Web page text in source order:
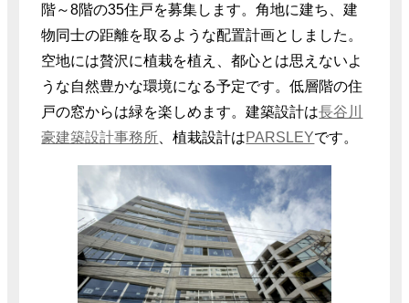
階～8階の35住戸を募集します。角地に建ち、建
物同士の距離を取るような配置計画としました。
空地には贅沢に植栽を植え、都心とは思えないよ
うな自然豊かな環境になる予定です。低層階の住
戸の窓からは緑を楽しめます。建築設計は長谷川
豪建築設計事務所 、植栽設計はPARSLEYです。